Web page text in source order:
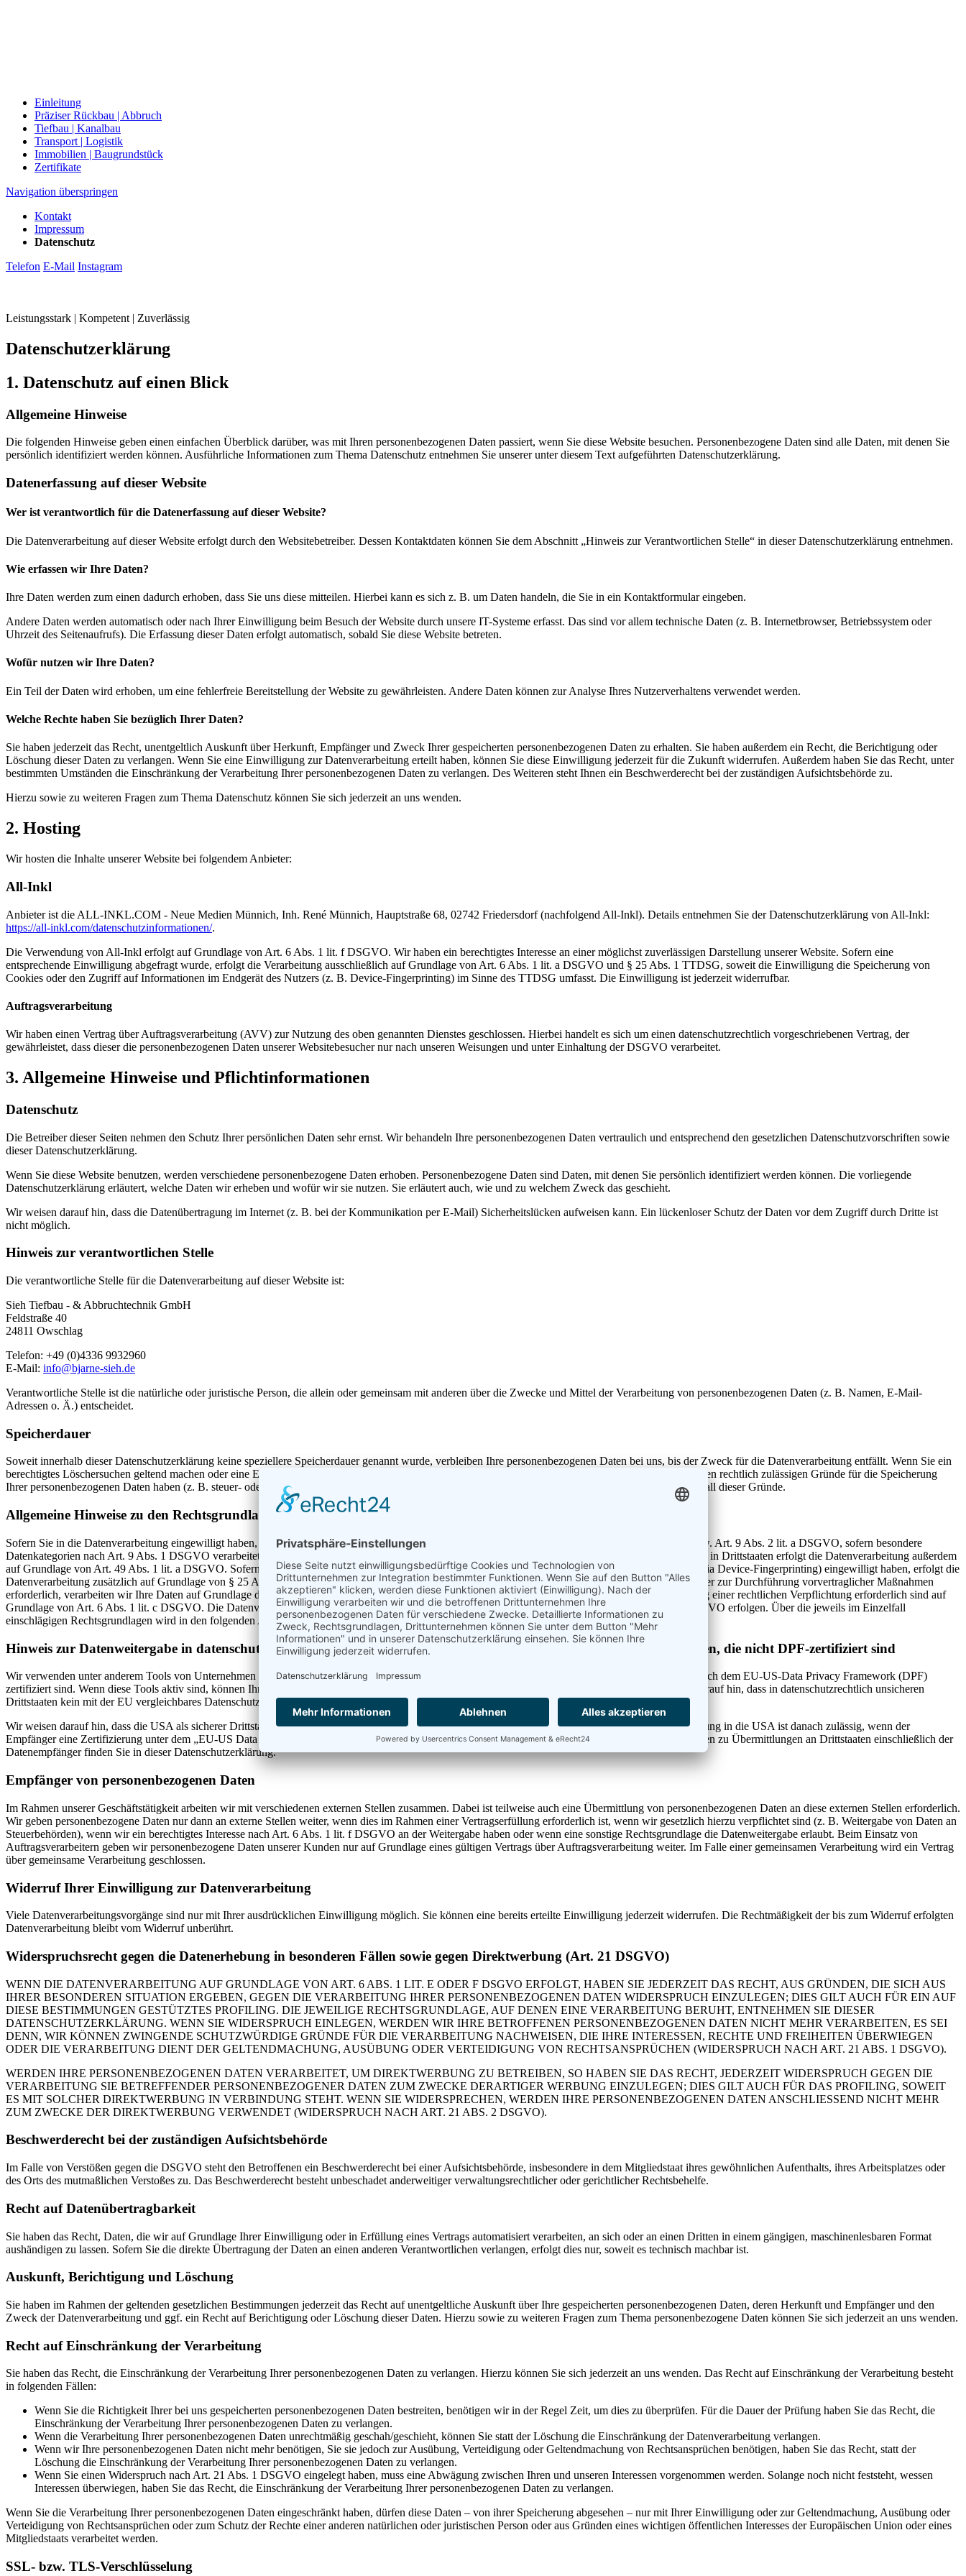
Einleitung
Präziser Rückbau | Abbruch
Tiefbau | Kanalbau
Transport | Logistik
Immobilien | Baugrundstück
Zertifikate
Navigation überspringen
Kontakt
Impressum
Datenschutz
Telefon E-Mail Instagram
Leistungsstark | Kompetent | Zuverlässig
Datenschutz­erklärung
1. Datenschutz auf einen Blick
Allgemeine Hinweise
Die folgenden Hinweise geben einen einfachen Überblick darüber, was mit Ihren personenbezogenen Daten passiert, wenn Sie diese Website besuchen. Personenbezogene Daten sind alle Daten, mit denen Sie
persönlich identifiziert werden können. Ausführliche Informationen zum Thema Datenschutz entnehmen Sie unserer unter diesem Text aufgeführten Datenschutzerklärung.
Datenerfassung auf dieser Website
Wer ist verantwortlich für die Datenerfassung auf dieser Website?
Die Datenverarbeitung auf dieser Website erfolgt durch den Websitebetreiber. Dessen Kontaktdaten können Sie dem Abschnitt „Hinweis zur Verantwortlichen Stelle“ in dieser Datenschutzerklärung entnehmen.
Wie erfassen wir Ihre Daten?
Ihre Daten werden zum einen dadurch erhoben, dass Sie uns diese mitteilen. Hierbei kann es sich z. B. um Daten handeln, die Sie in ein Kontaktformular eingeben.
Andere Daten werden automatisch oder nach Ihrer Einwilligung beim Besuch der Website durch unsere IT-Systeme erfasst. Das sind vor allem technische Daten (z. B. Internetbrowser, Betriebssystem oder
Uhrzeit des Seitenaufrufs). Die Erfassung dieser Daten erfolgt automatisch, sobald Sie diese Website betreten.
Wofür nutzen wir Ihre Daten?
Ein Teil der Daten wird erhoben, um eine fehlerfreie Bereitstellung der Website zu gewährleisten. Andere Daten können zur Analyse Ihres Nutzerverhaltens verwendet werden.
Welche Rechte haben Sie bezüglich Ihrer Daten?
Sie haben jederzeit das Recht, unentgeltlich Auskunft über Herkunft, Empfänger und Zweck Ihrer gespeicherten personenbezogenen Daten zu erhalten. Sie haben außerdem ein Recht, die Berichtigung oder
Löschung dieser Daten zu verlangen. Wenn Sie eine Einwilligung zur Datenverarbeitung erteilt haben, können Sie diese Einwilligung jederzeit für die Zukunft widerrufen. Außerdem haben Sie das Recht, unter
bestimmten Umständen die Einschränkung der Verarbeitung Ihrer personenbezogenen Daten zu verlangen. Des Weiteren steht Ihnen ein Beschwerderecht bei der zuständigen Aufsichtsbehörde zu.
Hierzu sowie zu weiteren Fragen zum Thema Datenschutz können Sie sich jederzeit an uns wenden.
2. Hosting
Wir hosten die Inhalte unserer Website bei folgendem Anbieter:
All-Inkl
Anbieter ist die ALL-INKL.COM - Neue Medien Münnich, Inh. René Münnich, Hauptstraße 68, 02742 Friedersdorf (nachfolgend All-Inkl). Details entnehmen Sie der Datenschutzerklärung von All-Inkl:
https://all-inkl.com/datenschutzinformationen/.
Die Verwendung von All-Inkl erfolgt auf Grundlage von Art. 6 Abs. 1 lit. f DSGVO. Wir haben ein berechtigtes Interesse an einer möglichst zuverlässigen Darstellung unserer Website. Sofern eine
entsprechende Einwilligung abgefragt wurde, erfolgt die Verarbeitung ausschließlich auf Grundlage von Art. 6 Abs. 1 lit. a DSGVO und § 25 Abs. 1 TTDSG, soweit die Einwilligung die Speicherung von
Cookies oder den Zugriff auf Informationen im Endgerät des Nutzers (z. B. Device-Fingerprinting) im Sinne des TTDSG umfasst. Die Einwilligung ist jederzeit widerrufbar.
Auftragsverarbeitung
Wir haben einen Vertrag über Auftragsverarbeitung (AVV) zur Nutzung des oben genannten Dienstes geschlossen. Hierbei handelt es sich um einen datenschutzrechtlich vorgeschriebenen Vertrag, der
gewährleistet, dass dieser die personenbezogenen Daten unserer Websitebesucher nur nach unseren Weisungen und unter Einhaltung der DSGVO verarbeitet.
3. Allgemeine Hinweise und Pflicht­informationen
Datenschutz
Die Betreiber dieser Seiten nehmen den Schutz Ihrer persönlichen Daten sehr ernst. Wir behandeln Ihre personenbezogenen Daten vertraulich und entsprechend den gesetzlichen Datenschutzvorschriften sowie
dieser Datenschutzerklärung.
Wenn Sie diese Website benutzen, werden verschiedene personenbezogene Daten erhoben. Personenbezogene Daten sind Daten, mit denen Sie persönlich identifiziert werden können. Die vorliegende
Datenschutzerklärung erläutert, welche Daten wir erheben und wofür wir sie nutzen. Sie erläutert auch, wie und zu welchem Zweck das geschieht.
Wir weisen darauf hin, dass die Datenübertragung im Internet (z. B. bei der Kommunikation per E-Mail) Sicherheitslücken aufweisen kann. Ein lückenloser Schutz der Daten vor dem Zugriff durch Dritte ist
nicht möglich.
Hinweis zur verantwortlichen Stelle
Die verantwortliche Stelle für die Datenverarbeitung auf dieser Website ist:
Sieh Tiefbau - & Abbruchtechnik GmbH
Feldstraße 40
24811 Owschlag
Telefon: +49 (0)4336 9932960
E-Mail: info@bjarne-sieh.de
Verantwortliche Stelle ist die natürliche oder juristische Person, die allein oder gemeinsam mit anderen über die Zwecke und Mittel der Verarbeitung von personenbezogenen Daten (z. B. Namen, E-Mail-
Adressen o. Ä.) entscheidet.
Speicherdauer
Soweit innerhalb dieser Datenschutzerklärung keine speziellere Speicherdauer genannt wurde, verbleiben Ihre personenbezogenen Daten bei uns, bis der Zweck für die Datenverarbeitung entfällt. Wenn Sie ein
berechtigtes Löschersuchen geltend machen oder eine Einwilligung zur Datenverarbeitung widerrufen, werden Ihre Daten gelöscht, sofern wir keine anderen rechtlich zulässigen Gründe für die Speicherung
Ihrer personenbezogenen Daten haben (z. B. steuer- oder handelsrechtliche Aufbewahrungsfristen); im letztgenannten Fall erfolgt die Löschung nach Fortfall dieser Gründe.
Allgemeine Hinweise zu den Rechtsgrundlagen der Datenverarbeitung auf dieser Website
Sofern Sie in die Datenverarbeitung eingewilligt haben, verarbeiten wir Ihre personenbezogenen Daten auf Grundlage von Art. 6 Abs. 1 lit. a DSGVO bzw. Art. 9 Abs. 2 lit. a DSGVO, sofern besondere
Datenkategorien nach Art. 9 Abs. 1 DSGVO verarbeitet werden. Im Falle einer ausdrücklichen Einwilligung in die Übertragung personenbezogener Daten in Drittstaaten erfolgt die Datenverarbeitung außerdem
auf Grundlage von Art. 49 Abs. 1 lit. a DSGVO. Sofern Sie in die Speicherung von Cookies oder in den Zugriff auf Informationen in Ihr Endgerät (z. B. via Device-Fingerprinting) eingewilligt haben, erfolgt die
Datenverarbeitung zusätzlich auf Grundlage von § 25 Abs. 1 TTDSG. Die Einwilligung ist jederzeit widerrufbar. Sind Ihre Daten zur Vertragserfüllung oder zur Durchführung vorvertraglicher Maßnahmen
erforderlich, verarbeiten wir Ihre Daten auf Grundlage des Art. 6 Abs. 1 lit. b DSGVO. Des Weiteren verarbeiten wir Ihre Daten, sofern diese zur Erfüllung einer rechtlichen Verpflichtung erforderlich sind auf
Grundlage von Art. 6 Abs. 1 lit. c DSGVO. Die Datenverarbeitung kann ferner auf Grundlage unseres berechtigten Interesses nach Art. 6 Abs. 1 lit. f DSGVO erfolgen. Über die jeweils im Einzelfall
einschlägigen Rechtsgrundlagen wird in den folgenden Absätzen dieser Datenschutzerklärung informiert.
Hinweis zur Datenweitergabe in datenschutzrechtlich nicht sichere Drittstaaten sowie die Weitergabe an US-Unternehmen, die nicht DPF-zertifiziert sind
Wir verwenden unter anderem Tools von Unternehmen mit Sitz in datenschutzrechtlich nicht sicheren Drittstaaten sowie US-Tools, deren Anbieter nicht nach dem EU-US-Data Privacy Framework (DPF)
zertifiziert sind. Wenn diese Tools aktiv sind, können Ihre personenbezogene Daten in diese Staaten übertragen und dort verarbeitet werden. Wir weisen darauf hin, dass in datenschutzrechtlich unsicheren
Drittstaaten kein mit der EU vergleichbares Datenschutzniveau garantiert werden kann.
Wir weisen darauf hin, dass die USA als sicherer Drittstaat grundsätzlich ein mit der EU vergleichbares Datenschutzniveau aufweisen. Eine Datenübertragung in die USA ist danach zulässig, wenn der
Empfänger eine Zertifizierung unter dem „EU-US Data Privacy Framework“ (DPF) besitzt oder über geeignete zusätzliche Garantien verfügt. Informationen zu Übermittlungen an Drittstaaten einschließlich der
Datenempfänger finden Sie in dieser Datenschutzerklärung.
Empfänger von personenbezogenen Daten
Im Rahmen unserer Geschäftstätigkeit arbeiten wir mit verschiedenen externen Stellen zusammen. Dabei ist teilweise auch eine Übermittlung von personenbezogenen Daten an diese externen Stellen erforderlich.
Wir geben personenbezogene Daten nur dann an externe Stellen weiter, wenn dies im Rahmen einer Vertragserfüllung erforderlich ist, wenn wir gesetzlich hierzu verpflichtet sind (z. B. Weitergabe von Daten an
Steuerbehörden), wenn wir ein berechtigtes Interesse nach Art. 6 Abs. 1 lit. f DSGVO an der Weitergabe haben oder wenn eine sonstige Rechtsgrundlage die Datenweitergabe erlaubt. Beim Einsatz von
Auftragsverarbeitern geben wir personenbezogene Daten unserer Kunden nur auf Grundlage eines gültigen Vertrags über Auftragsverarbeitung weiter. Im Falle einer gemeinsamen Verarbeitung wird ein Vertrag
über gemeinsame Verarbeitung geschlossen.
Widerruf Ihrer Einwilligung zur Datenverarbeitung
Viele Datenverarbeitungsvorgänge sind nur mit Ihrer ausdrücklichen Einwilligung möglich. Sie können eine bereits erteilte Einwilligung jederzeit widerrufen. Die Rechtmäßigkeit der bis zum Widerruf erfolgten
Datenverarbeitung bleibt vom Widerruf unberührt.
Widerspruchsrecht gegen die Datenerhebung in besonderen Fällen sowie gegen Direktwerbung (Art. 21 DSGVO)
WENN DIE DATENVERARBEITUNG AUF GRUNDLAGE VON ART. 6 ABS. 1 LIT. E ODER F DSGVO ERFOLGT, HABEN SIE JEDERZEIT DAS RECHT, AUS GRÜNDEN, DIE SICH AUS
IHRER BESONDEREN SITUATION ERGEBEN, GEGEN DIE VERARBEITUNG IHRER PERSONENBEZOGENEN DATEN WIDERSPRUCH EINZULEGEN; DIES GILT AUCH FÜR EIN AUF
DIESE BESTIMMUNGEN GESTÜTZTES PROFILING. DIE JEWEILIGE RECHTSGRUNDLAGE, AUF DENEN EINE VERARBEITUNG BERUHT, ENTNEHMEN SIE DIESER
DATENSCHUTZERKLÄRUNG. WENN SIE WIDERSPRUCH EINLEGEN, WERDEN WIR IHRE BETROFFENEN PERSONENBEZOGENEN DATEN NICHT MEHR VERARBEITEN, ES SEI
DENN, WIR KÖNNEN ZWINGENDE SCHUTZWÜRDIGE GRÜNDE FÜR DIE VERARBEITUNG NACHWEISEN, DIE IHRE INTERESSEN, RECHTE UND FREIHEITEN ÜBERWIEGEN
ODER DIE VERARBEITUNG DIENT DER GELTENDMACHUNG, AUSÜBUNG ODER VERTEIDIGUNG VON RECHTSANSPRÜCHEN (WIDERSPRUCH NACH ART. 21 ABS. 1 DSGVO).
WERDEN IHRE PERSONENBEZOGENEN DATEN VERARBEITET, UM DIREKTWERBUNG ZU BETREIBEN, SO HABEN SIE DAS RECHT, JEDERZEIT WIDERSPRUCH GEGEN DIE
VERARBEITUNG SIE BETREFFENDER PERSONENBEZOGENER DATEN ZUM ZWECKE DERARTIGER WERBUNG EINZULEGEN; DIES GILT AUCH FÜR DAS PROFILING, SOWEIT
ES MIT SOLCHER DIREKTWERBUNG IN VERBINDUNG STEHT. WENN SIE WIDERSPRECHEN, WERDEN IHRE PERSONENBEZOGENEN DATEN ANSCHLIESSEND NICHT MEHR
ZUM ZWECKE DER DIREKTWERBUNG VERWENDET (WIDERSPRUCH NACH ART. 21 ABS. 2 DSGVO).
Beschwerde­recht bei der zuständigen Aufsichts­behörde
Im Falle von Verstößen gegen die DSGVO steht den Betroffenen ein Beschwerderecht bei einer Aufsichtsbehörde, insbesondere in dem Mitgliedstaat ihres gewöhnlichen Aufenthalts, ihres Arbeitsplatzes oder
des Orts des mutmaßlichen Verstoßes zu. Das Beschwerderecht besteht unbeschadet anderweitiger verwaltungsrechtlicher oder gerichtlicher Rechtsbehelfe.
Recht auf Daten­übertrag­barkeit
Sie haben das Recht, Daten, die wir auf Grundlage Ihrer Einwilligung oder in Erfüllung eines Vertrags automatisiert verarbeiten, an sich oder an einen Dritten in einem gängigen, maschinenlesbaren Format
aushändigen zu lassen. Sofern Sie die direkte Übertragung der Daten an einen anderen Verantwortlichen verlangen, erfolgt dies nur, soweit es technisch machbar ist.
Auskunft, Berichtigung und Löschung
Sie haben im Rahmen der geltenden gesetzlichen Bestimmungen jederzeit das Recht auf unentgeltliche Auskunft über Ihre gespeicherten personenbezogenen Daten, deren Herkunft und Empfänger und den
Zweck der Datenverarbeitung und ggf. ein Recht auf Berichtigung oder Löschung dieser Daten. Hierzu sowie zu weiteren Fragen zum Thema personenbezogene Daten können Sie sich jederzeit an uns wenden.
Recht auf Einschränkung der Verarbeitung
Sie haben das Recht, die Einschränkung der Verarbeitung Ihrer personenbezogenen Daten zu verlangen. Hierzu können Sie sich jederzeit an uns wenden. Das Recht auf Einschränkung der Verarbeitung besteht
in folgenden Fällen:
Wenn Sie die Richtigkeit Ihrer bei uns gespeicherten personenbezogenen Daten bestreiten, benötigen wir in der Regel Zeit, um dies zu überprüfen. Für die Dauer der Prüfung haben Sie das Recht, die
Einschränkung der Verarbeitung Ihrer personenbezogenen Daten zu verlangen.
Wenn die Verarbeitung Ihrer personenbezogenen Daten unrechtmäßig geschah/geschieht, können Sie statt der Löschung die Einschränkung der Datenverarbeitung verlangen.
Wenn wir Ihre personenbezogenen Daten nicht mehr benötigen, Sie sie jedoch zur Ausübung, Verteidigung oder Geltendmachung von Rechtsansprüchen benötigen, haben Sie das Recht, statt der
Löschung die Einschränkung der Verarbeitung Ihrer personenbezogenen Daten zu verlangen.
Wenn Sie einen Widerspruch nach Art. 21 Abs. 1 DSGVO eingelegt haben, muss eine Abwägung zwischen Ihren und unseren Interessen vorgenommen werden. Solange noch nicht feststeht, wessen
Interessen überwiegen, haben Sie das Recht, die Einschränkung der Verarbeitung Ihrer personenbezogenen Daten zu verlangen.
Wenn Sie die Verarbeitung Ihrer personenbezogenen Daten eingeschränkt haben, dürfen diese Daten – von ihrer Speicherung abgesehen – nur mit Ihrer Einwilligung oder zur Geltendmachung, Ausübung oder
Verteidigung von Rechtsansprüchen oder zum Schutz der Rechte einer anderen natürlichen oder juristischen Person oder aus Gründen eines wichtigen öffentlichen Interesses der Europäischen Union oder eines
Mitgliedstaats verarbeitet werden.
SSL- bzw. TLS-Verschlüsselung